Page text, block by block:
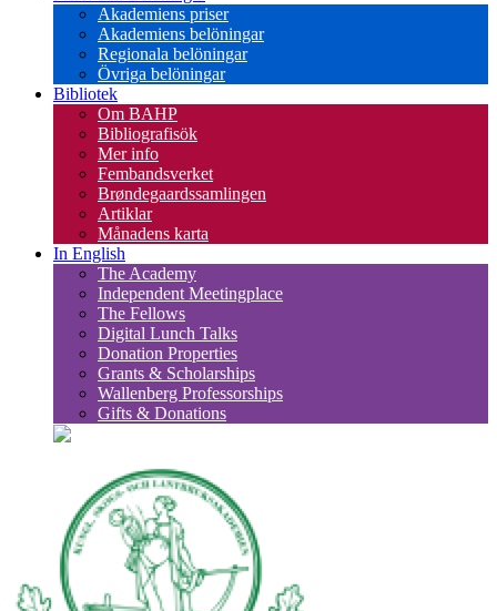
Akademiens priser
Akademiens belöningar
Regionala belöningar
Övriga belöningar
Bibliotek
Om BAHP
Bibliografisök
Mer info
Fembandsverket
Brøndegaardssamlingen
Artiklar
Månadens karta
In English
The Academy
Independent Meetingplace
The Fellows
Digital Lunch Talks
Donation Properties
Grants & Scholarships
Wallenberg Professorships
Gifts & Donations